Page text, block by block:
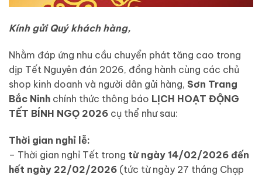
Kính gửi Quý khách hàng,
Nhằm đáp ứng nhu cầu chuyển phát tăng cao trong
dịp Tết Nguyên đán 2026, đồng hành cùng các chủ
shop kinh doanh và người dân gửi hàng, Sơn Trang
Bắc Ninh chính thức thông báo LỊCH HOẠT ĐỘNG
TẾT BÍNH NGỌ 2026 cụ thể như sau:
Thời gian nghỉ lễ:
– Thời gian nghỉ Tết trong từ ngày 14/02/2026 đến
hết ngày 22/02/2026 (tức từ ngày 27 tháng Chạp